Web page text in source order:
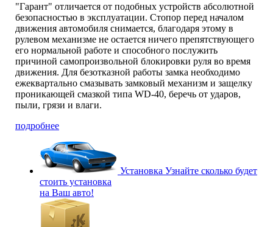
"Гарант" отличается от подобных устройств абсолютной
безопасностью в эксплуатации. Стопор перед началом
движения автомобиля снимается, благодаря этому в
рулевом механизме не остается ничего препятствующего
его нормальной работе и способного послужить
причиной самопроизвольной блокировки руля во время
движения. Для безотказной работы замка необходимо
ежеквартально смазывать замковый механизм и защелку
проникающей смазкой типа WD-40, беречь от ударов,
пыли, грязи и влаги.
подробнее
Установка Узнайте сколько будет
стоить установка
на Ваш авто!